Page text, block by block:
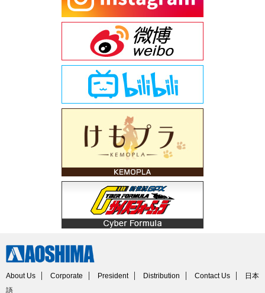
About Us Corporate President Distribution Contact Us
日本
語